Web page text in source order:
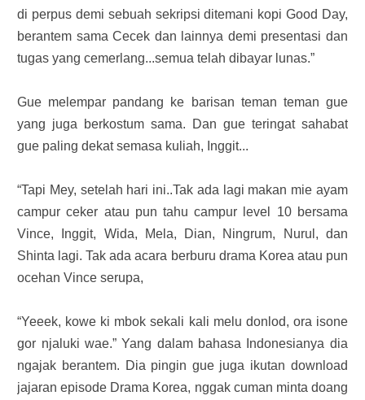
di perpus demi sebuah sekripsi ditemani kopi Good Day,
berantem sama Cecek dan lainnya demi presentasi dan
tugas yang cemerlang...semua telah dibayar lunas.”
Gue melempar pandang ke barisan teman teman gue
yang juga berkostum sama. Dan gue teringat sahabat
gue paling dekat semasa kuliah, Inggit...
“Tapi Mey, setelah hari ini..Tak ada lagi makan mie ayam
campur ceker atau pun tahu campur level 10 bersama
Vince, Inggit, Wida, Mela, Dian, Ningrum, Nurul, dan
Shinta lagi. Tak ada acara berburu drama Korea atau pun
ocehan Vince serupa,
“Yeeek, kowe ki mbok sekali kali melu donlod, ora isone
gor njaluki wae.” Yang dalam bahasa Indonesianya dia
ngajak berantem. Dia pingin gue juga ikutan download
jajaran episode Drama Korea, nggak cuman minta doang